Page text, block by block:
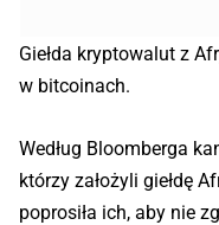
Giełda kryptowalut z
w bitcoinach.
Według Bloomberga
którzy założyli giełdę
poprosiła ich, aby nie